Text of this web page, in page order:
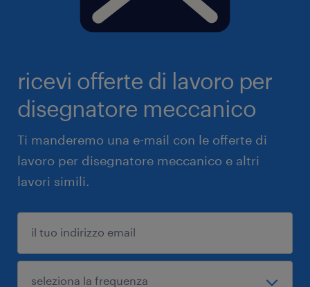
ricevi offerte di lavoro per
disegnatore meccanico
Ti manderemo una e-mail con le offerte di
lavoro per disegnatore meccanico e altri
lavori simili.